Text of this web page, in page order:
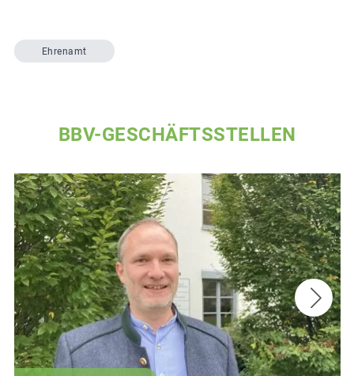
Ehrenamt
BBV-GESCHÄFTSSTELLEN